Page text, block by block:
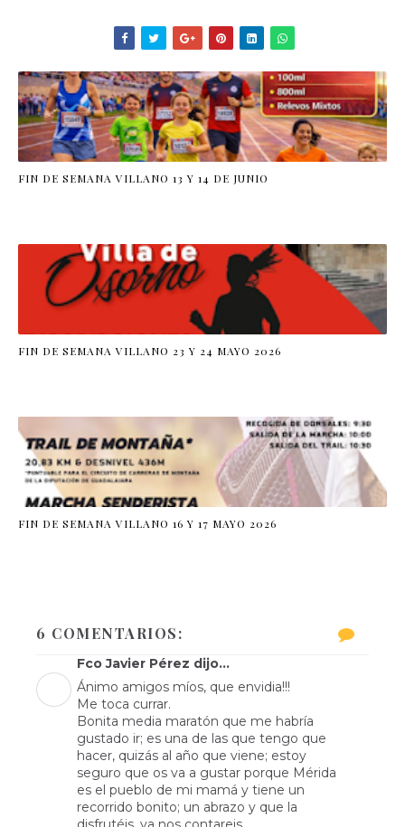
FIN DE SEMANA VILLANO 13 Y 14 DE JUNIO
FIN DE SEMANA VILLANO 23 Y 24 MAYO 2026
FIN DE SEMANA VILLANO 16 Y 17 MAYO 2026
6 COMENTARIOS:
Fco Javier Pérez dijo...
Ánimo amigos míos, que envidia!!!
Me toca currar.
Bonita media maratón que me habría
gustado ir; es una de las que tengo que
hacer, quizás al año que viene; estoy
seguro que os va a gustar porque Mérida
es el pueblo de mi mamá y tiene un
recorrido bonito; un abrazo y que la